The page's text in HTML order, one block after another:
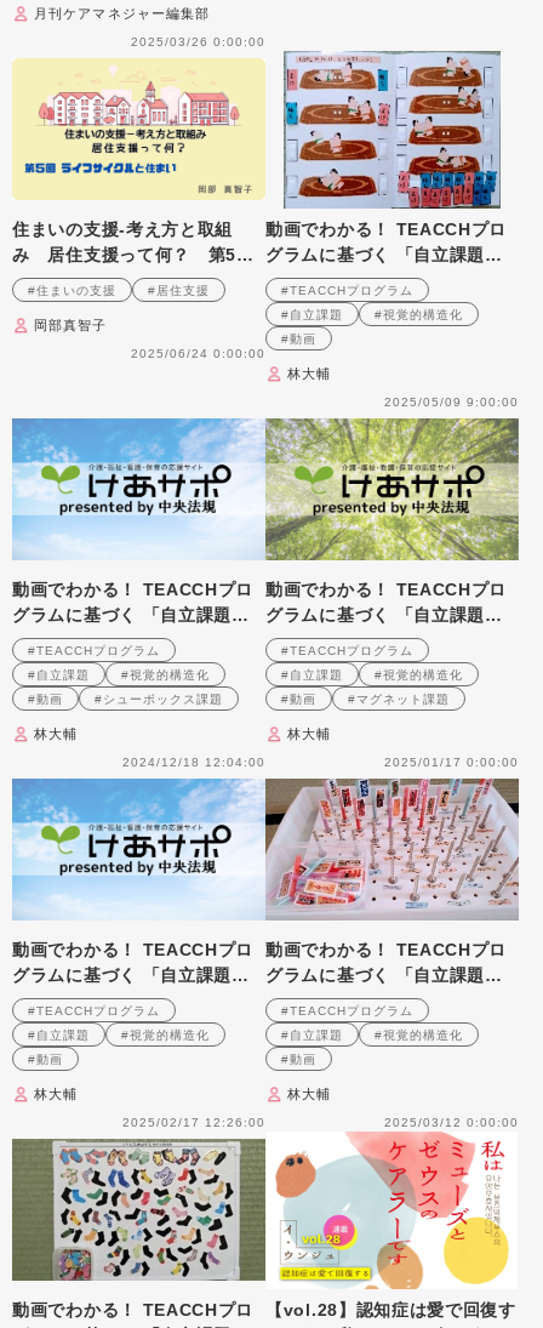
月刊ケアマネジャー編集部
2025/03/26 0:00:00
住まいの支援‐考え方と取組
み 居住支援って何？ 第5
回 ライフサイクルと住まい
#住まいの支援 #居住支援
岡部真智子
2025/06/24 0:00:00
動画でわかる！ TEACCHプロ
グラムに基づく 「自立課題」
の作り方と実践のポイント 第
6回
#TEACCHプログラム
#自立課題
#視覚的構造化
#動画
林大輔
2025/05/09 9:00:00
動画でわかる！ TEACCHプロ
グラムに基づく 「自立課題」
の作り方と実践のポイント 第
1回
#TEACCHプログラム
#自立課題
#視覚的構造化
#動画
#シューボックス課題
林大輔
2024/12/18 12:04:00
動画でわかる！ TEACCHプロ
グラムに基づく 「自立課題」
の作り方と実践のポイント 第
2回
#TEACCHプログラム
#自立課題
#視覚的構造化
#動画
#マグネット課題
林大輔
2025/01/17 0:00:00
動画でわかる！ TEACCHプロ
グラムに基づく 「自立課題」
の作り方と実践のポイント 第
3回
#TEACCHプログラム
#自立課題
#視覚的構造化
#動画
林大輔
2025/02/17 12:26:00
動画でわかる！ TEACCHプロ
グラムに基づく 「自立課題」
の作り方と実践のポイント 第
４回
#TEACCHプログラム
#自立課題
#視覚的構造化
#動画
林大輔
2025/03/12 0:00:00
動画でわかる！ TEACCHプロ
【vol.28】認知症は愛で回復す